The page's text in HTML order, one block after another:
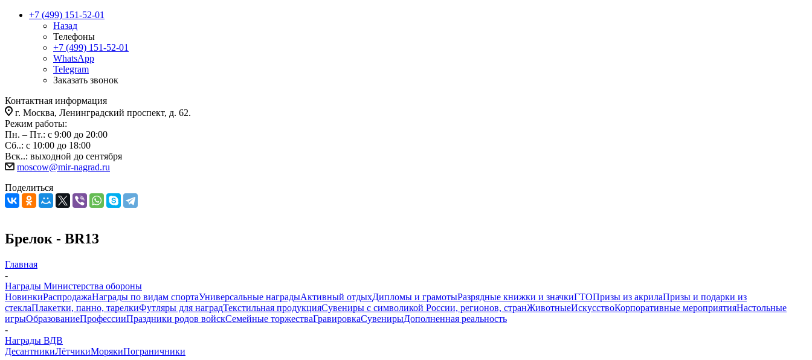
+7 (499) 151-52-01
Назад
Телефоны
+7 (499) 151-52-01
WhatsApp
Telegram
Заказать звонок
Контактная информация
г. Москва, Ленинградский проспект, д. 62.
Режим работы:
Пн. – Пт.: с 9:00 до 20:00
Сб..: с 10:00 до 18:00
Вск..: выходной до сентября
moscow@mir-nagrad.ru
Поделиться
Брелок - BR13
Главная
-
Награды Министерства обороны
НовинкиРаспродажаНаграды по видам спортаУниверсальные наградыАктивный отдыхДипломы и грамотыРазрядные книжки и значкиГТОПризы из акрилаПризы и подарки из
стеклаПлакетки, панно, тарелкиФутляры для наградТекстильная продукцияСувениры с символикой России, регионов, странЖивотныеИскусствоКорпоративные мероприятияНастольные
игрыОбразованиеПрофессииПраздники родов войскСемейные торжестваГравировкаСувенирыДополненная реальность
-
Награды ВДВ
ДесантникиЛётчикиМорякиПограничники